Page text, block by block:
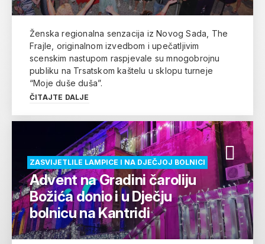
Ženska regionalna senzacija iz Novog Sada, The
Frajle, originalnom izvedbom i upečatljivim
scenskim nastupom raspjevale su mnogobrojnu
publiku na Trsatskom kaštelu u sklopu turneje
“Moje duše duša”.
ČITAJTE DALJE
ZASVIJETLILE LAMPICE I NA DJEČJOJ BOLNICI
Advent na Gradini čaroliju
Božića donio i u Dječju
bolnicu na Kantridi